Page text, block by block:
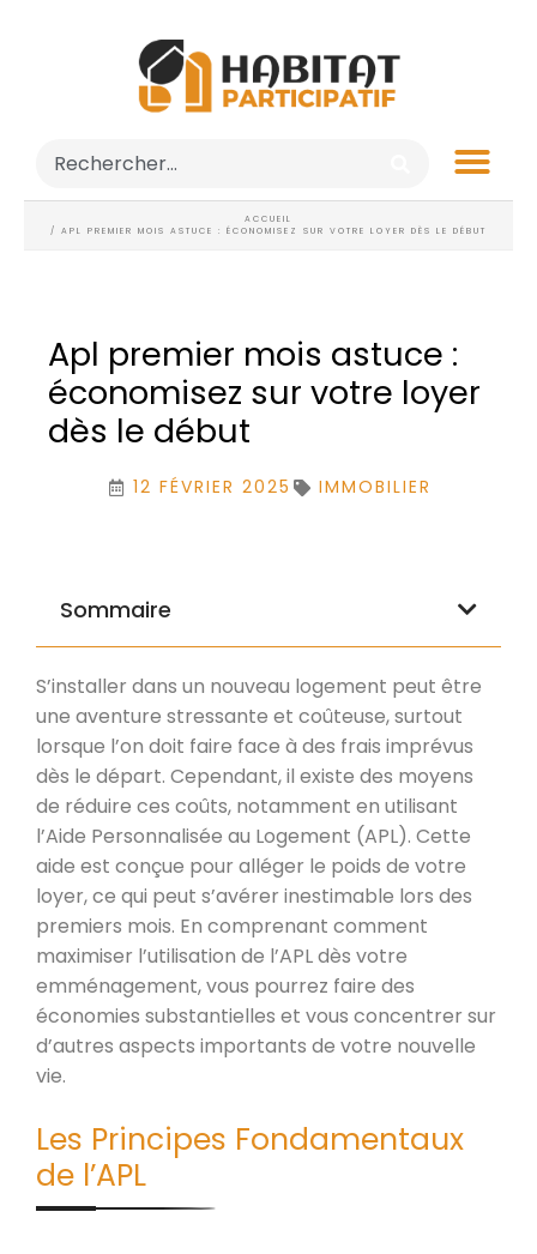
ACCUEIL
/ APL PREMIER MOIS ASTUCE : ÉCONOMISEZ SUR VOTRE LOYER DÈS LE DÉBUT
Apl premier mois astuce :
économisez sur votre loyer
dès le début
12 FÉVRIER 2025 IMMOBILIER
Sommaire
S’installer dans un nouveau logement peut être
une aventure stressante et coûteuse, surtout
lorsque l’on doit faire face à des frais imprévus
dès le départ. Cependant, il existe des moyens
de réduire ces coûts, notamment en utilisant
l’Aide Personnalisée au Logement (APL). Cette
aide est conçue pour alléger le poids de votre
loyer, ce qui peut s’avérer inestimable lors des
premiers mois. En comprenant comment
maximiser l’utilisation de l’APL dès votre
emménagement, vous pourrez faire des
économies substantielles et vous concentrer sur
d’autres aspects importants de votre nouvelle
vie.
Les Principes Fondamentaux
de l’APL